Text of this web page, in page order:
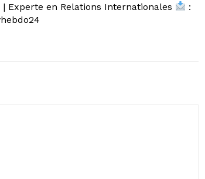
Experte en Relations Internationales
: